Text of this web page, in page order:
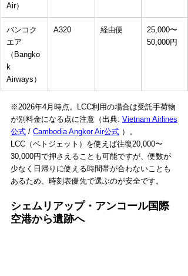
Air）
バンコク
エア
（Bangko
k
Airways）
A320 経由便
25,000〜
50,000円
※2026年4月時点。LCC利用の場合は受託手荷物
が別料金になる点に注意（出典: Vietnam Airlines
公式 / Cambodia Angkor Air公式 ）。
LCC（ベトジェット）を使えば往復20,000〜
30,000円で押さえることも可能ですが、便数が
少なく日帰りに使える時間帯が合わないことも
あるため、時刻表優先で選ぶのが安全です。
シェムリアップ・アンコール国際
空港から遺跡へ